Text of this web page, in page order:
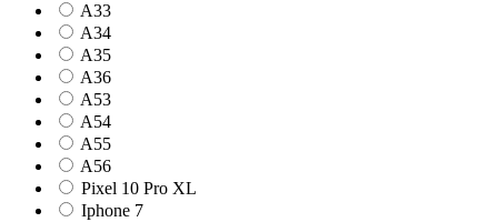
A33
A34
A35
A36
A53
A54
A55
A56
Pixel 10 Pro XL
Iphone 7